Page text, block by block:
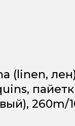
(linen,
260m/